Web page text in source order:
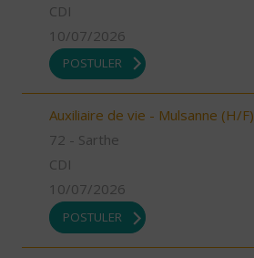
CDI
10/07/2026
POSTULER
Auxiliaire de vie - Mulsanne (H/F)
72 - Sarthe
CDI
10/07/2026
POSTULER